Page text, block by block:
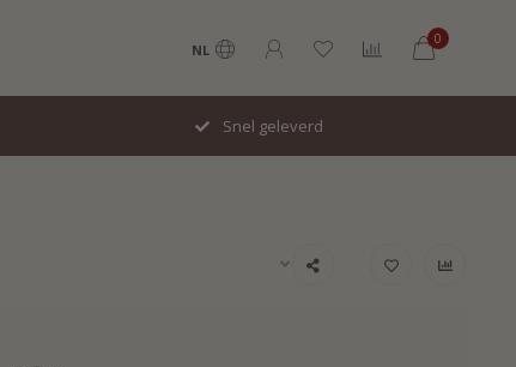
NL
0
Snel geleverd